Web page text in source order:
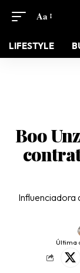
Aa
LIFESTYLE
Boo
Influenciadora
Última